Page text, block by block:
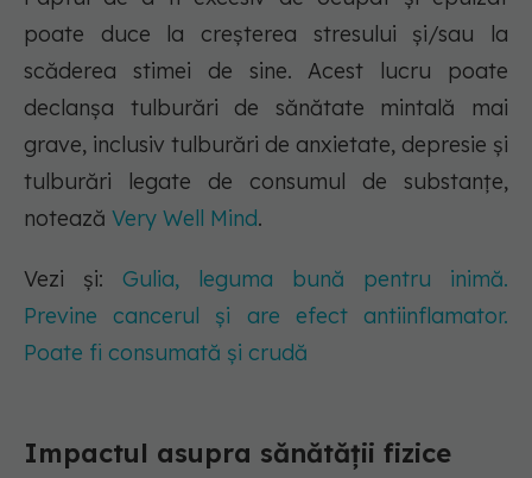
poate duce la creșterea stresului și/sau la
scăderea stimei de sine. Acest lucru poate
declanșa tulburări de sănătate mintală mai
grave, inclusiv tulburări de anxietate, depresie și
tulburări legate de consumul de substanțe,
notează Very Well Mind.
Vezi și: Gulia, leguma bună pentru inimă.
Previne cancerul și are efect antiinflamator.
Poate fi consumată și crudă
Impactul asupra sănătății fizice